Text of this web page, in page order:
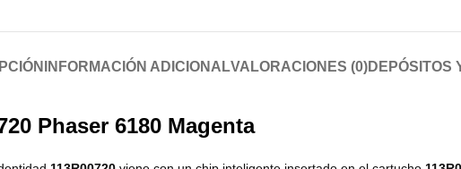
INFORMACIÓN ADICIONALVALORACIONES (0)DEPÓSITOS
Phaser 6180 Magenta